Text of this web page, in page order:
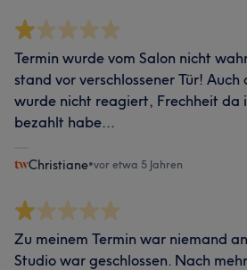
Termin wurde vom Salon nicht
stand vor verschlossener Tür!
wurde nicht reagiert, Frechheit da
bezahlt habe...
Christiane•vor etwa 5 Jahren
Zu meinem Termin war niemand
Studio war geschlossen. Nach